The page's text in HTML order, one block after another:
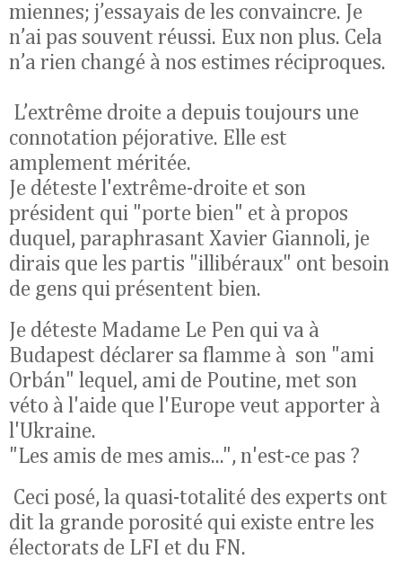
miennes; j’essayais de les convaincre. Je
n’ai pas souvent réussi. Eux non plus. Cela
n’a rien changé à nos estimes réciproques.
L’extrême droite a depuis toujours une
connotation péjorative. Elle est
amplement méritée.
Je déteste l'extrême-droite et son
président qui "porte bien" et à propos
duquel, paraphrasant Xavier Giannoli, je
dirais que les partis "illibéraux" ont besoin
de gens qui présentent bien.
Je déteste Madame Le Pen qui va à
Budapest déclarer sa flamme à son "ami
Orbán" lequel, ami de Poutine, met son
véto à l'aide que l'Europe veut apporter à
l'Ukraine.
"Les amis de mes amis...", n'est-ce pas ?
Ceci posé, la quasi-totalité des experts ont
dit la grande porosité qui existe entre les
électorats de LFI et du FN.